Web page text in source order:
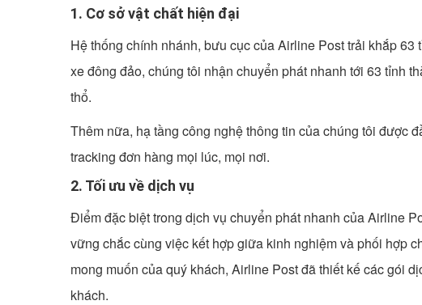
1. Cơ sở vật chất hiện đại
Hệ thống chính nhánh, bưu cục của Airline Post trải khắp
xe đông đảo, chúng tôi nhận chuyển phát nhanh tới 63 tỉnh
thổ.
Thêm nữa, hạ tầng công nghệ thông tin của chúng tôi được
tracking đơn hàng mọi lúc, mọi nơi.
2. Tối ưu về dịch vụ
Điểm đặc biệt trong dịch vụ chuyển phát nhanh của Airline
vững chắc cùng việc kết hợp giữa kinh nghiệm và phối hợp
mong muốn của quý khách, Airline Post đã thiết kế các gói
khách.